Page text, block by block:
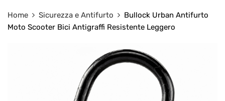
Home Sicurezza e Antifurto
Bullock Urban Antifurto
Moto Scooter Bici Antigraffi Resistente Leggero